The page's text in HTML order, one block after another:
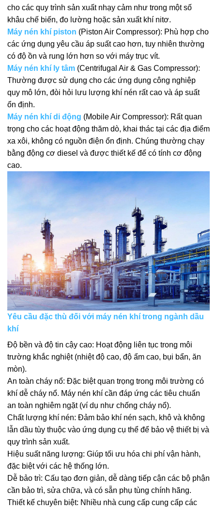
cho các quy trình sản xuất nhạy cảm như trong một số
khâu chế biến, đo lường hoặc sản xuất khí nitơ.
Máy nén khí piston (Piston Air Compressor): Phù hợp cho
các ứng dụng yêu cầu áp suất cao hơn, tuy nhiên thường
có độ ồn và rung lớn hơn so với máy trục vít.
Máy nén khí ly tâm (Centrifugal Air & Gas Compressor):
Thường được sử dụng cho các ứng dụng công nghiệp
quy mô lớn, đòi hỏi lưu lượng khí nén rất cao và áp suất
ổn định.
Máy nén khí di động (Mobile Air Compressor): Rất quan
trọng cho các hoạt động thăm dò, khai thác tại các địa điểm
xa xôi, không có nguồn điện ổn định. Chúng thường chạy
bằng động cơ diesel và được thiết kế để có tính cơ động
cao.
Yêu cầu đặc thù đối với máy nén khí trong ngành dầu
khí
Độ bền và độ tin cậy cao: Hoạt động liên tục trong môi
trường khắc nghiệt (nhiệt độ cao, độ ẩm cao, bụi bẩn, ăn
mòn).
An toàn cháy nổ: Đặc biệt quan trọng trong môi trường có
khí dễ cháy nổ. Máy nén khí cần đáp ứng các tiêu chuẩn
an toàn nghiêm ngặt (ví dụ như chống cháy nổ).
Chất lượng khí nén: Đảm bảo khí nén sạch, khô và không
lẫn dầu tùy thuộc vào ứng dụng cụ thể để bảo vệ thiết bị và
quy trình sản xuất.
Hiệu suất năng lượng: Giúp tối ưu hóa chi phí vận hành,
đặc biệt với các hệ thống lớn.
Dễ bảo trì: Cấu tạo đơn giản, dễ dàng tiếp cận các bộ phận
cần bảo trì, sửa chữa, và có sẵn phụ tùng chính hãng.
Thiết kế chuyên biệt: Nhiều nhà cung cấp cung cấp các